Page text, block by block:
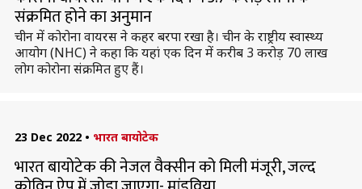
संक्रमित होने का अनुमान
चीन में कोरोना वायरस ने कहर बरपा रखा है। चीन के राष्ट्रीय स्वास्थ्य
आयोग (NHC) ने कहा कि यहां एक दिन में करीब 3 करोड़ 70 लाख
लोग कोरोना संक्रमित हुए हैं।
23 Dec 2022 • भारत बायोटेक
भारत बायोटेक की नेजल वैक्सीन को मिली मंजूरी, जल्द